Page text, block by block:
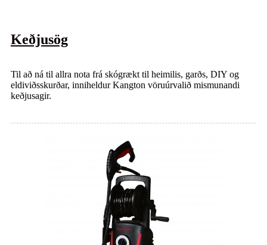
Keðjusög
Til að ná til allra nota frá skógrækt til heimilis, garðs, DIY og
eldiviðsskurðar, inniheldur Kangton vöruúrvalið mismunandi
keðjusagir.